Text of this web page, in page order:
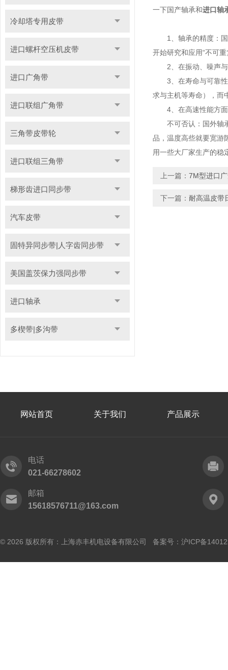
冷却塔专用皮带
进口螺杆空压机皮带
进口广角带
进口联组广角带
三角带皮带轮
进口联组三角带
梯形齿进口同步带
汽车皮带
固特异同步带|人字齿同步带
美国盖茨保力强同步带
进口轴承
多楔带|多沟带
一下国产轴承和进口轴
1、轴承的精度：国
开始研究和应用“不可
2、在振动、噪声与
3、在寿命与可靠性
求与主机等寿命），而
4、在高速性能方面
不可否认：国外轴承
品，温度高些就要宽游
用一些大厂家生产的稳
上一篇： 7M型进口
下一篇： 耐高温皮带
网站首页 关于我们 产品展示
电话
021-66278602
邮箱
15618576711@163.com
© 2026 版权所有：上海赤丰机电设备有限公司 备案号： 沪ICP备